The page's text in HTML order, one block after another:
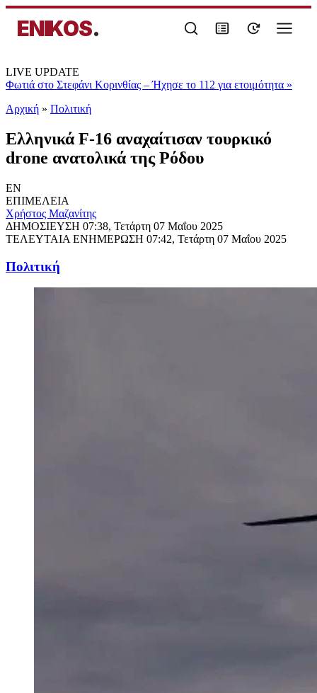
ENIKOS.
LIVE UPDATE
Φωτιά στο Στεφάνι Κορινθίας – Ήχησε το 112 για ετοιμότητα »
Αρχική » Πολιτική
Ελληνικά F-16 αναχαίτισαν τουρκικό
drone ανατολικά της Ρόδου
EN
ΕΠΙΜΕΛΕΙΑ
Χρήστος Μαζανίτης
ΔΗΜΟΣΙΕΥΣΗ 07:38, Τετάρτη 07 Μαΐου 2025
ΤΕΛΕΥΤΑΙΑ ΕΝΗΜΕΡΩΣΗ 07:42, Τετάρτη 07 Μαΐου 2025
Πολιτική